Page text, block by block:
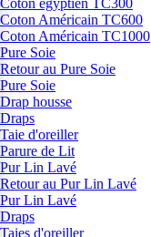
Coton égyptien TC300
Coton Américain TC600
Coton Américain TC1000
Pure Soie
Retour au Pure Soie
Pure Soie
Drap housse
Draps
Taie d'oreiller
Parure de Lit
Pur Lin Lavé
Retour au Pur Lin Lavé
Pur Lin Lavé
Draps
Taies d'oreiller